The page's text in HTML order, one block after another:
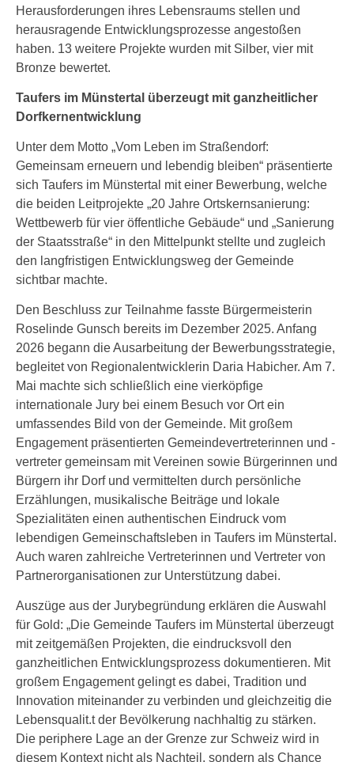
Herausforderungen ihres Lebensraums stellen und
herausragende Entwicklungsprozesse angestoßen
haben. 13 weitere Projekte wurden mit Silber, vier mit
Bronze bewertet.
Taufers im Münstertal überzeugt mit ganzheitlicher
Dorfkernentwicklung
Unter dem Motto „Vom Leben im Straßendorf:
Gemeinsam erneuern und lebendig bleiben“ präsentierte
sich Taufers im Münstertal mit einer Bewerbung, welche
die beiden Leitprojekte „20 Jahre Ortskernsanierung:
Wettbewerb für vier öffentliche Gebäude“ und „Sanierung
der Staatsstraße“ in den Mittelpunkt stellte und zugleich
den langfristigen Entwicklungsweg der Gemeinde
sichtbar machte.
Den Beschluss zur Teilnahme fasste Bürgermeisterin
Roselinde Gunsch bereits im Dezember 2025. Anfang
2026 begann die Ausarbeitung der Bewerbungsstrategie,
begleitet von Regionalentwicklerin Daria Habicher. Am 7.
Mai machte sich schließlich eine vierköpfige
internationale Jury bei einem Besuch vor Ort ein
umfassendes Bild von der Gemeinde. Mit großem
Engagement präsentierten Gemeindevertreterinnen und -
vertreter gemeinsam mit Vereinen sowie Bürgerinnen und
Bürgern ihr Dorf und vermittelten durch persönliche
Erzählungen, musikalische Beiträge und lokale
Spezialitäten einen authentischen Eindruck vom
lebendigen Gemeinschaftsleben in Taufers im Münstertal.
Auch waren zahlreiche Vertreterinnen und Vertreter von
Partnerorganisationen zur Unterstützung dabei.
Auszüge aus der Jurybegründung erklären die Auswahl
für Gold: „Die Gemeinde Taufers im Münstertal überzeugt
mit zeitgemäßen Projekten, die eindrucksvoll den
ganzheitlichen Entwicklungsprozess dokumentieren. Mit
großem Engagement gelingt es dabei, Tradition und
Innovation miteinander zu verbinden und gleichzeitig die
Lebensqualit.t der Bevölkerung nachhaltig zu stärken.
Die periphere Lage an der Grenze zur Schweiz wird in
diesem Kontext nicht als Nachteil, sondern als Chance